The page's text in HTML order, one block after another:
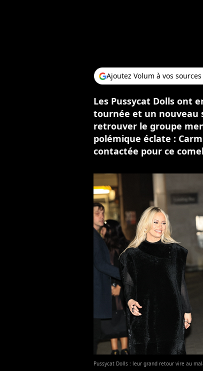
Ajoutez Volum à vos
Les Pussycat Dolls ont
tournée et un nouveau
retrouver le groupe
polémique éclate :
contactée pour ce
Pussycat Dolls : leur grand retour vire au